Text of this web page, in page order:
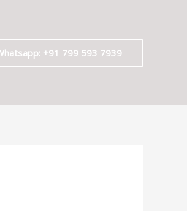
+91 799 593 7939